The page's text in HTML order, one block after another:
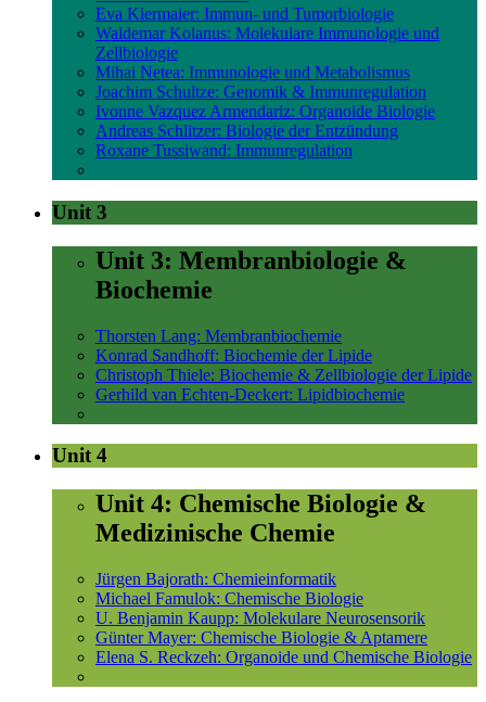
Eva Kiermaier: Immun- und Tumorbiologie
Waldemar Kolanus: Molekulare Immunologie und
Zellbiologie
Mihai Netea: Immunologie und Metabolismus
Joachim Schultze: Genomik & Immunregulation
Ivonne Vazquez Armendariz: Organoide Biologie
Andreas Schlitzer: Biologie der Entzündung
Roxane Tussiwand: Immunregulation
Unit 3
Unit 3: Membranbiologie &
Biochemie
Thorsten Lang: Membranbiochemie
Konrad Sandhoff: Biochemie der Lipide
Christoph Thiele: Biochemie & Zellbiologie der Lipide
Gerhild van Echten-Deckert: Lipidbiochemie
Unit 4
Unit 4: Chemische Biologie &
Medizinische Chemie
Jürgen Bajorath: Chemieinformatik
Michael Famulok: Chemische Biologie
U. Benjamin Kaupp: Molekulare Neurosensorik
Günter Mayer: Chemische Biologie & Aptamere
Elena S. Reckzeh: Organoide und Chemische Biologie